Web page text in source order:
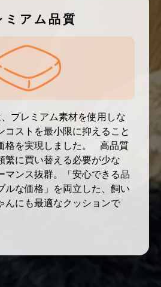
ミアム品質
プレミアム素材を使用しな
コストを最小限に抑えること
格を実現しました。 高品質
繁に買い替える必要が少な
マンス抜群。「安心できる品
ルな価格」を両立した、飼い
んにも最適なクッションで